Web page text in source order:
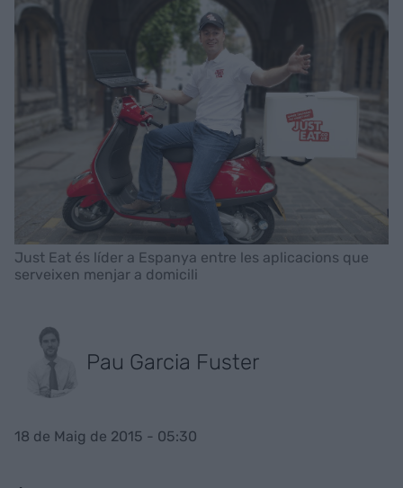
Just Eat és líder a Espanya entre les aplicacions que
serveixen menjar a domicili
Pau Garcia Fuster
18 de Maig de 2015 - 05:30